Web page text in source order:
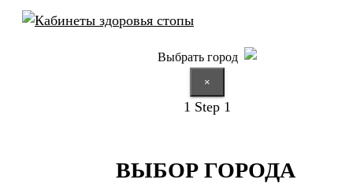
Выбрать город
×
1 Step 1
ВЫБОР ГОРОДА